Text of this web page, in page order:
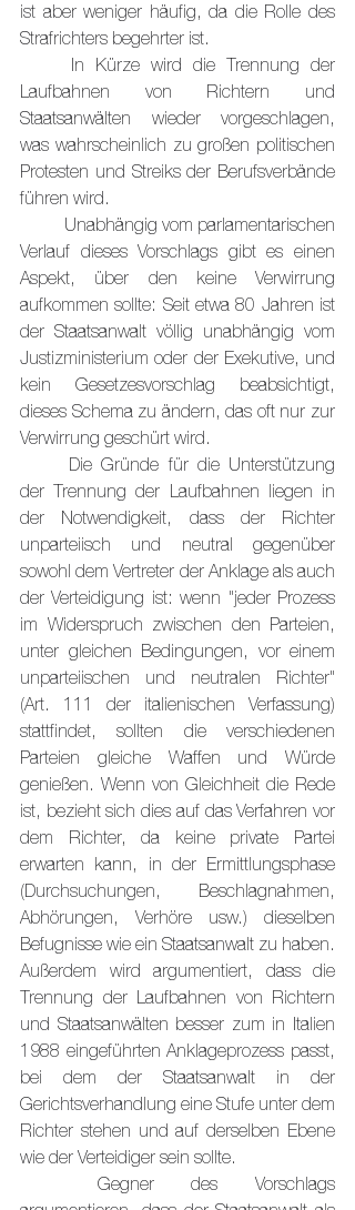
ist aber weniger häufig, da die Rolle des
Strafrichters begehrter ist.
Laufbahnen von Richtern und
Staatsanwälten wieder vorgeschlagen,
was wahrscheinlich zu großen politischen
Protesten und Streiks der Berufsverbände
führen wird.
Verlauf dieses Vorschlags gibt es einen
Aspekt, über den keine Verwirrung
aufkommen sollte: Seit etwa 80 Jahren ist
der Staatsanwalt völlig unabhängig vom
Justizministerium oder der Exekutive, und
kein Gesetzesvorschlag beabsichtigt,
dieses Schema zu ändern, das oft nur zur
Verwirrung geschürt wird.
der Trennung der Laufbahnen liegen in
der Notwendigkeit, dass der Richter
unparteiisch und neutral gegenüber
sowohl dem Vertreter der Anklage als auch
der Verteidigung ist: wenn "jeder Prozess
im Widerspruch zwischen den Parteien,
unter gleichen Bedingungen, vor einem
unparteiischen und neutralen Richter"
(Art. 111 der italienischen Verfassung)
stattfindet, sollten die verschiedenen
Parteien gleiche Waffen und Würde
genießen. Wenn von Gleichheit die Rede
ist, bezieht sich dies auf das Verfahren vor
dem Richter, da keine private Partei
erwarten kann, in der Ermittlungsphase
(Durchsuchungen, Beschlagnahmen,
Abhörungen, Verhöre usw.) dieselben
Befugnisse wie ein Staatsanwalt zu haben.
Außerdem wird argumentiert, dass die
Trennung der Laufbahnen von Richtern
und Staatsanwälten besser zum in Italien
1988 eingeführten Anklageprozess passt,
bei dem der Staatsanwalt in der
Gerichtsverhandlung eine Stufe unter dem
Richter stehen und auf derselben Ebene
wie der Verteidiger sein sollte.